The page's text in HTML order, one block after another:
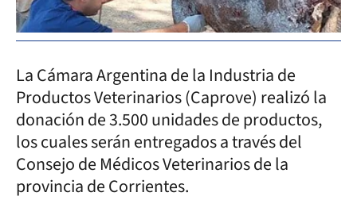
La Cámara Argentina de la Industria de
Productos Veterinarios (Caprove) realizó la
donación de 3.500 unidades de productos,
los cuales serán entregados a través del
Consejo de Médicos Veterinarios de la
provincia de Corrientes.